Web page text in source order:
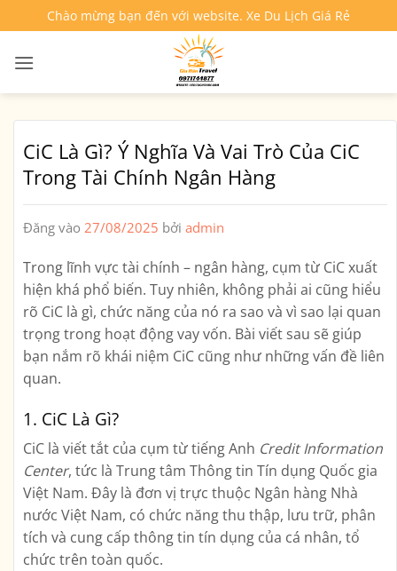
qua
nội
Chào mừng bạn đến với website. Xe Du Lịch Giá Rẻ
CiC Là Gì? Ý Nghĩa Và Vai Trò Của CiC
Trong Tài Chính Ngân Hàng
Đăng vào 27/08/2025 bởi admin
Trong lĩnh vực tài chính – ngân hàng, cụm từ CiCxuất
hiện khá phổ biến. Tuy nhiên, không phải ai cũng hiểu
rõ CiC là gì, chức năng của nó ra sao và vì sao lại quan
trọng trong hoạt động vay vốn. Bài viết sau sẽ giúp
bạn nắm rõ khái niệm CiC cũng như những vấn đề liên
quan.
1. CiC Là Gì?
CiC là viết tắt của cụm từ tiếng Anh Credit Information
Center, tức là Trung tâm Thông tin Tín dụng Quốc gia
Việt Nam. Đây là đơn vị trực thuộc Ngân hàng Nhà
nước Việt Nam, có chức năng thu thập, lưu trữ, phân
tích và cung cấp thông tin tín dụng của cá nhân, tổ
chức trên toàn quốc.